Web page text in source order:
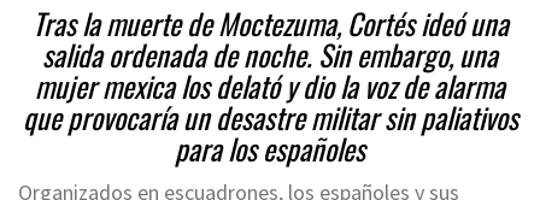
Tras la muerte de Moctezuma, Cortés ideó una
salida ordenada de noche. Sin embargo, una
mujer mexica los delató y dio la voz de alarma
que provocaría un desastre militar sin paliativos
para los españoles
Organizados en escuadrones, los españoles y sus